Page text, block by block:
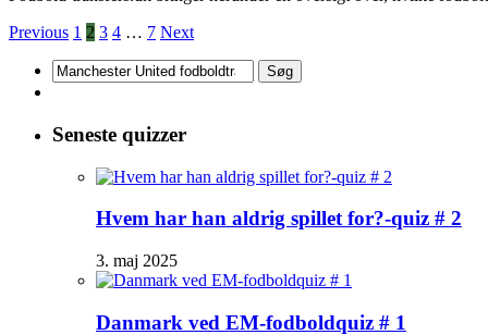
Previous 1 2 3 4 … 7 Next
Søg
efter:
Seneste quizzer
Hvem har han aldrig spillet for?-quiz # 2
3. maj 2025
Danmark ved EM-fodboldquiz # 1